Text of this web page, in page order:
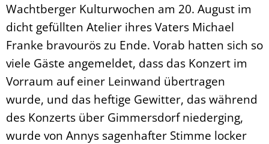
Wachtberger Kulturwochen am 20. August im
dicht gefüllten Atelier ihres Vaters Michael
Franke bravourös zu Ende. Vorab hatten sich so
viele Gäste angemeldet, dass das Konzert im
Vorraum auf einer Leinwand übertragen
wurde, und das heftige Gewitter, das während
des Konzerts über Gimmersdorf niederging,
wurde von Annys sagenhafter Stimme locker